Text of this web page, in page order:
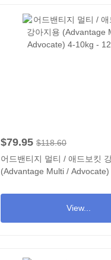
$79.95 $118.60
어드밴티지 멀티 / 애드보킷
(Advantage Multi / Advocate)
View...